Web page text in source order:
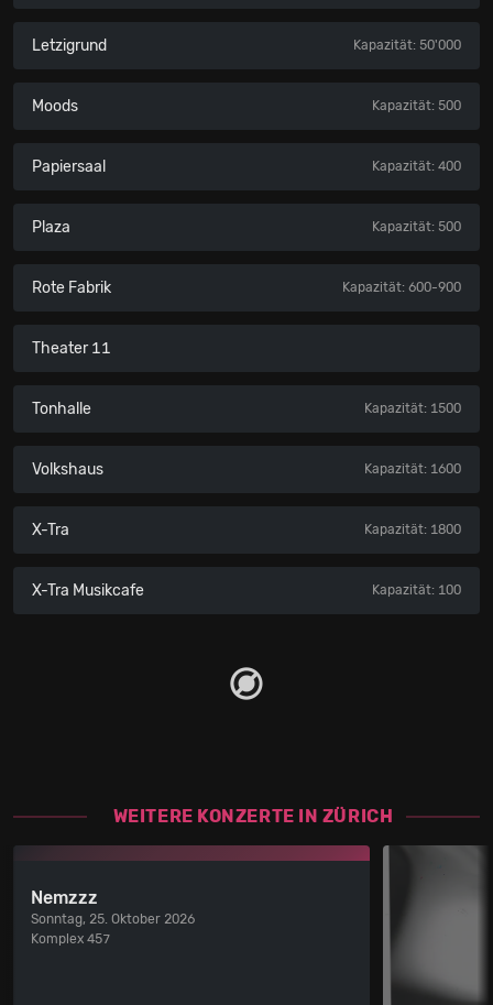
Letzigrund Kapazität: 50'000
Moods Kapazität: 500
Papiersaal Kapazität: 400
Plaza Kapazität: 500
Rote Fabrik Kapazität: 600-900
Theater 11
Tonhalle Kapazität: 1500
Volkshaus Kapazität: 1600
X-Tra Kapazität: 1800
X-Tra Musikcafe Kapazität: 100
WEITERE KONZERTE IN ZÜRICH
Nemzzz
Sonntag, 25. Oktober 2026
Komplex 457